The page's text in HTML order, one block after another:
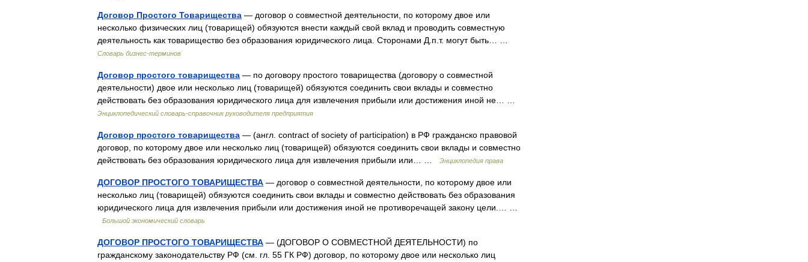
Договор Простого Товарищества — договор о совместной деятельности, по которому двое или
несколько физических лиц (товарищей) обязуются внести каждый свой вклад и проводить совместную
деятельность как товарищество без образования юридического лица. Сторонами Д.п.т. могут быть… …
Словарь бизнес-терминов
Договор простого товарищества — по договору простого товарищества (договору о совместной
деятельности) двое или несколько лиц (товарищей) обязуются соединить свои вклады и совместно
действовать без образования юридического лица для извлечения прибыли или достижения иной не… …
Энциклопедический словарь-справочник руководителя предприятия
Договор простого товарищества — (англ. contract of society of participation) в РФ гражданско правовой
договор, по которому двое или несколько лиц (товарищей) обязуются соединить свои вклады и совместно
действовать без образования юридического лица для извлечения прибыли или… …
Энциклопедия права
ДОГОВОР ПРОСТОГО ТОВАРИЩЕСТВА — договор о совместной деятельности, по которому двое или
несколько лиц (товарищей) обязуются соединить свои вклады и совместно действовать без образования
юридического лица для извлечения прибыли или достижения иной не противоречащей закону цели.… …
Большой экономический словарь
ДОГОВОР ПРОСТОГО ТОВАРИЩЕСТВА — (ДОГОВОР О СОВМЕСТНОЙ ДЕЯТЕЛЬНОСТИ) по
гражданскому законодательству РФ (см. гл. 55 ГК РФ) договор, по которому двое или несколько лиц